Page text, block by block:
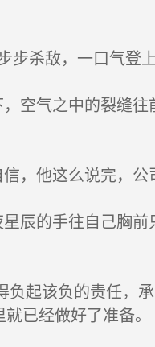
杀敌，一口气登上
空气之中的裂缝
他这么说完，公
辰的手往自己胸
起该负的责任，
已经做好了准备。